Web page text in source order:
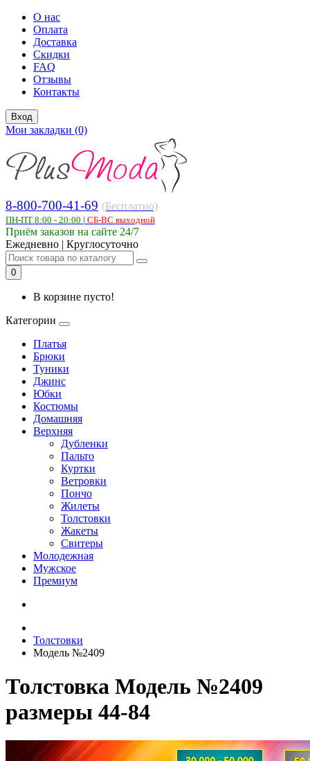
О нас
Оплата
Доставка
Скидки
FAQ
Отзывы
Контакты
Вход
Мои закладки (0)
8-800-700-41-69 (Бесплатно)
ПН-ПТ 8:00 - 20:00 | СБ-ВС выходной
Приём заказов на сайте 24/7
Ежедневно | Круглосуточно
0
В корзине пусто!
Категории
Платья
Брюки
Туники
Джинс
Юбки
Костюмы
Домашняя
Верхняя
Дубленки
Пальто
Куртки
Ветровки
Пончо
Жилеты
Толстовки
Жакеты
Свитеры
Молодежная
Мужское
Премиум
Толстовки
Модель №2409
Толстовка Модель №2409
размеры 44-84